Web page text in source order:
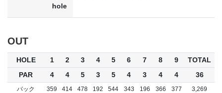
hole
OUT
HOLE 1 2 3 4 5 6 7 8 9
TOTAL
PAR
4 4 5 3 5 4 3 4 4 36
バック 359 414 478 192 544 343 196 366 377
3,269